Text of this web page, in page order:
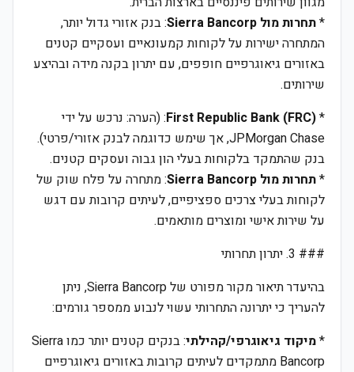
*תחרות מול Sierra Bancorp
: בנק אזורי גדול יותר,
המתחרה ישירות על לקוחות קמעונאיים ועסקיים קטנים
באזורים גיאוגרפיים חופפים, עם יתרון בקנה מידה ובהיצע
שירותים.
*
First Republic Bank (FRC): (הערה: נרכש על ידי
JPMorgan Chase, אך שימש כדוגמה לבנק אזורי/פרטי).
בנק שהתמקד בלקוחות בעלי הון גבוה ועסקים קטנים.
*תחרות מול Sierra Bancorp
: מתחרה על פלח שוק של
לקוחות בעלי צרכים ספציפיים, לעיתים קרובות עם דגש
על שירות אישי ומוצרים מותאמים.
### 3. יתרון תחרותי
בהיעדר תיאור מקור מפורט של Sierra Bancorp, ניתן
להעריך כי יתרונה התחרותי עשוי לנבוע ממספר גורמים:
*מיקוד גיאוגרפי/קהילתי
: בנקים קטנים יותר כמו Sierra
Bancorp מתמקדים לעיתים קרובות באזורים גיאוגרפיים